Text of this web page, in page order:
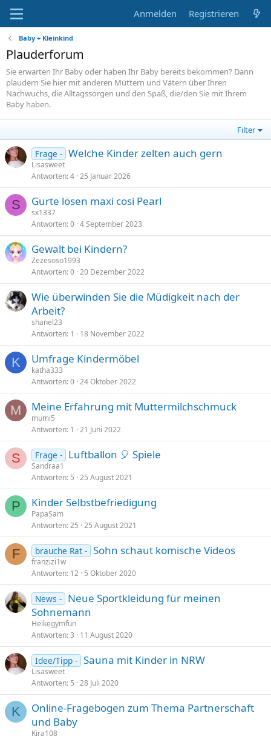
Anmelden Registrieren
Baby + Kleinkind
Plauderforum
Sie erwarten Ihr Baby oder haben Ihr Baby bereits bekommen? Dann
plaudern Sie hier mit anderen Müttern und Vätern über Ihren
Nachwuchs, die Alltagssorgen und den Spaß, die/den Sie mit Ihrem
Baby haben.
Filter
Frage - Welche Kinder zelten auch gern
Lisasweet
Antworten 4 25 Januar 2026
S Gurte lösen maxi cosi Pearl
sx1337
Antworten 0 4 September 2023
Gewalt bei Kindern?
Zezesoso1993
Antworten 0 20 Dezember 2022
Wie überwinden Sie die Müdigkeit nach der
Arbeit?
shanel23
Antworten 1 18 November 2022
K Umfrage Kindermöbel
katha333
Antworten 0 24 Oktober 2022
M Meine Erfahrung mit Muttermilchschmuck
mumi5
Antworten 1 21 Juni 2022
S Frage - Luftballon 🎈 Spiele
Sandraa1
Antworten 5 25 August 2021
P Kinder Selbstbefriedigung
PapaSam
Antworten 25 25 August 2021
F brauche Rat - Sohn schaut komische Videos
franzizi1w
Antworten 12 5 Oktober 2020
News - Neue Sportkleidung für meinen
Sohnemann
Heikegymfun
Antworten 3 11 August 2020
Idee/Tipp - Sauna mit Kinder in NRW
Lisasweet
Antworten 5 28 Juli 2020
K
Online-Fragebogen zum Thema Partnerschaft
und Baby
Kira108